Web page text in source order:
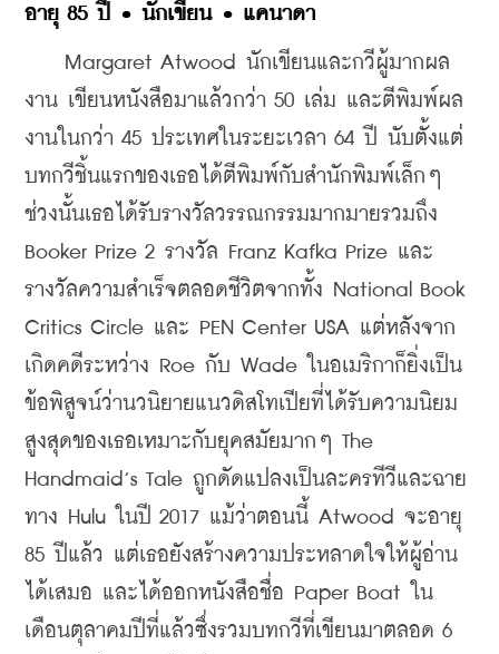
อายุ 85 ปี • นักเขียน • แคนาดา
Margaret Atwood นักเขียนและกวีผู้มากผล
งาน เขียนหนังสือมาแล้วกว่า 50 เล่ม และตีพิมพ์ผล
งานในกว่า 45 ประเทศในระยะเวลา 64 ปี นับตั้งแต่
บทกวีชิ้นแรกของเธอได้ตีพิมพ์กับสำนักพิมพ์เล็กๆ
ช่วงนั้นเธอได้รับรางวัลวรรณกรรมมากมายรวมถึง
Booker Prize 2 รางวัล Franz Kafka Prize และ
รางวัลความสำเร็จตลอดชีวิตจากทั้ง National Book
Critics Circle และ PEN Center USA แต่หลังจาก
เกิดคดีระหว่าง Roe กับ Wade ในอเมริกาก็ยิ่งเป็น
ข้อพิสูจน์ว่านวนิยายแนวดิสโทเปียที่ได้รับความนิยม
สูงสุดของเธอเหมาะกับยุคสมัยมากๆ The
Handmaid’s Tale ถูกดัดแปลงเป็นละครทีวีและฉาย
ทาง Hulu ในปี 2017 แม้ว่าตอนนี้ Atwood จะอายุ
85 ปีแล้ว แต่เธอยังสร้างความประหลาดใจให้ผู้อ่าน
ได้เสมอ และได้ออกหนังสือชื่อ Paper Boat ใน
เดือนตุลาคมปีที่แล้วซึ่งรวมบทกวีที่เขียนมาตลอด 6